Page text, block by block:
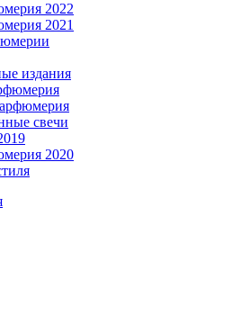
2022
2021
издания
свечи
2020